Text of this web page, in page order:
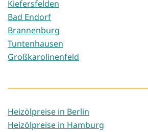
Kiefersfelden
Bad Endorf
Brannenburg
Tuntenhausen
Großkarolinenfeld
Heizölpreise in Berlin
Heizölpreise in Hamburg